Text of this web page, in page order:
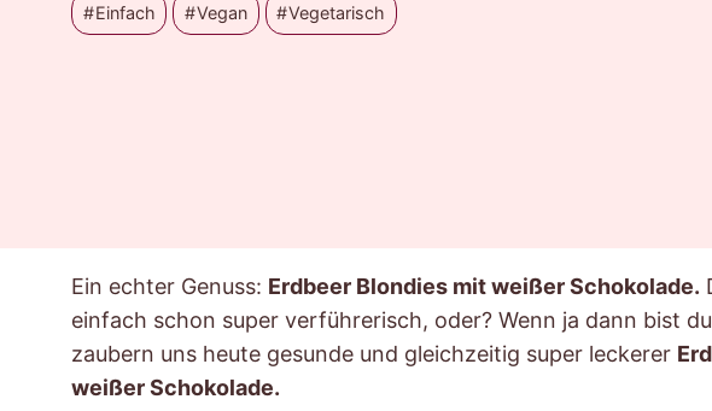
Einfach Vegan Vegetarisch
Ein echter Genuss: Erdbeer Blondies mit weißer Schokolade.
einfach schon super verführerisch, oder? Wenn ja dann bist
zaubern uns heute gesunde und gleichzeitig super leckerer
weißer Schokolade.